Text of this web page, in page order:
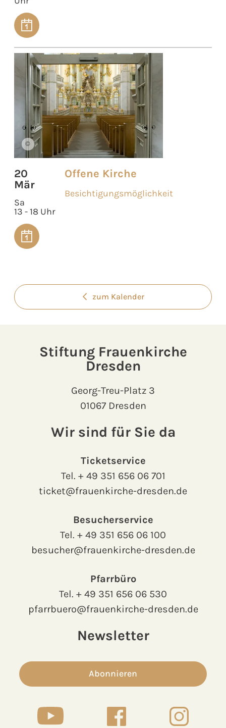
©
20
Mär
Sa
13 - 18 Uhr
Offene Kirche
Besichtigungsmöglichkeit
zum Kalender
Stiftung Frauenkirche
Dresden
Georg-Treu-Platz 3
01067 Dresden
Wir sind für Sie da
Ticketservice
Tel. + 49 351 656 06 701
ticket@frauenkirche-dresden.de
Besucherservice
Tel. + 49 351 656 06 100
besucher@frauenkirche-dresden.de
Pfarrbüro
Tel. + 49 351 656 06 530
pfarrbuero@frauenkirche-dresden.de
Newsletter
Abonnieren